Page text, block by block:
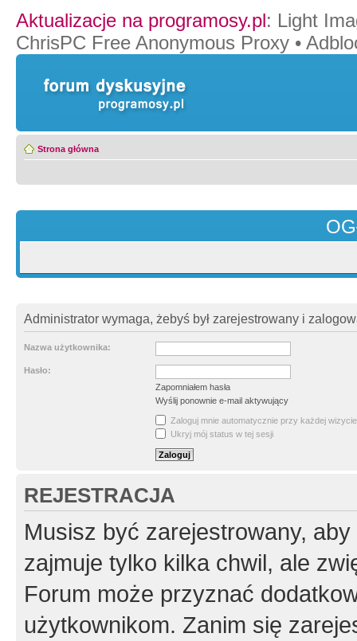
Aktualizacje na programosy.pl: Light
ChrisPC Free Anonymous Proxy •
Strona główna
Administrator wymaga, żebyś był zarejestrowany i
Nazwa użytkownika:
Hasło:
Zapomniałem hasła
Wyślij ponownie e-mail aktywujący
Zaloguj mnie automatycznie przy każdej wizycie
Ukryj mój status w tej sesji
REJESTRACJA
Musisz być zarejestrowany,
zajmuje tylko kilka chwil, ale
Forum może przyznać
użytkownikom. Zanim się